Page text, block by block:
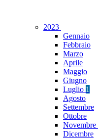
2023
Gennaio
Febbraio
Marzo
Aprile
Maggio
Giugno
Luglio 1
Agosto
Settembre
Ottobre
Novembre
Dicembre